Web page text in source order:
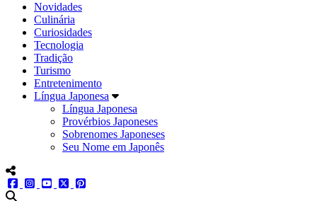
Novidades
Culinária
Curiosidades
Tecnologia
Tradição
Turismo
Entretenimento
Língua Japonesa
Língua Japonesa
Provérbios Japoneses
Sobrenomes Japoneses
Seu Nome em Japonês
menu redes social
facebookinstagram
youtube
twitter